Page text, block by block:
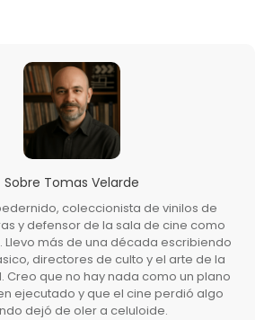
Sobre Tomas Velarde
coleccionista de vinilos de
y defensor de la sala de cine como
Llevo más de una década escribiendo
directores de culto y el arte de la
Creo que no hay nada como un plano
ejecutado y que el cine perdió algo
dejó de oler a celuloide.